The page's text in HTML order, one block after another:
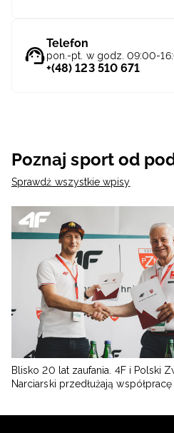
Telefon
pon.-pt. w godz. 09:00-
+(48) 123 510 671
Poznaj sport od
Sprawdź wszystkie wpisy
Blisko 20 lat zaufania. 4F i Polski
Narciarski przedłużają